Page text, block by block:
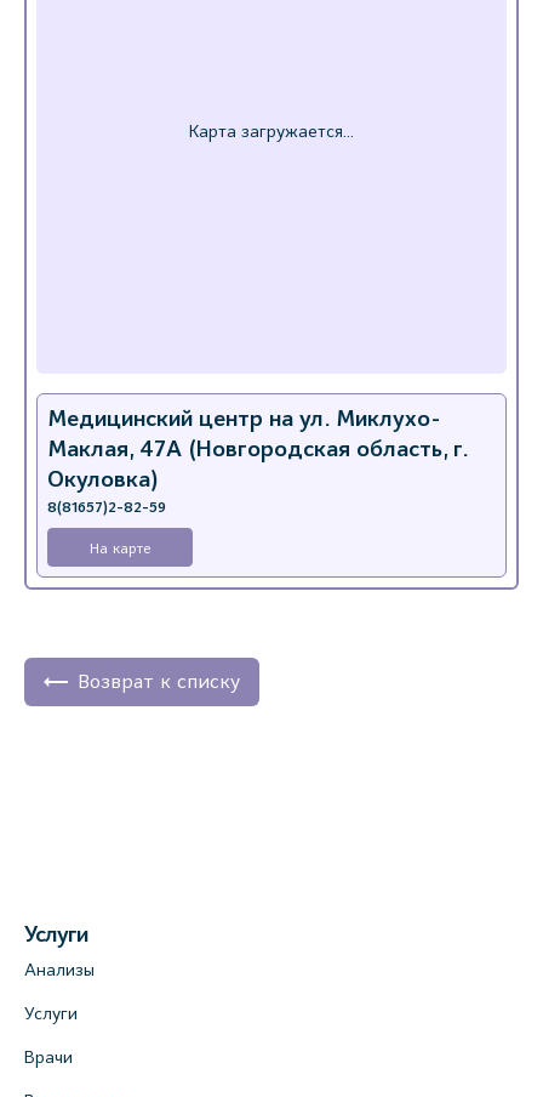
Медицинский центр на ул. Миклухо-
Маклая, 47А (Новгородская область, г.
Окуловка)
8(81657)2-82-59
На карте
Возврат к списку
Услуги
Анализы
Услуги
Врачи